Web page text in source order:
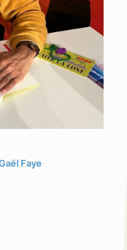
Faye